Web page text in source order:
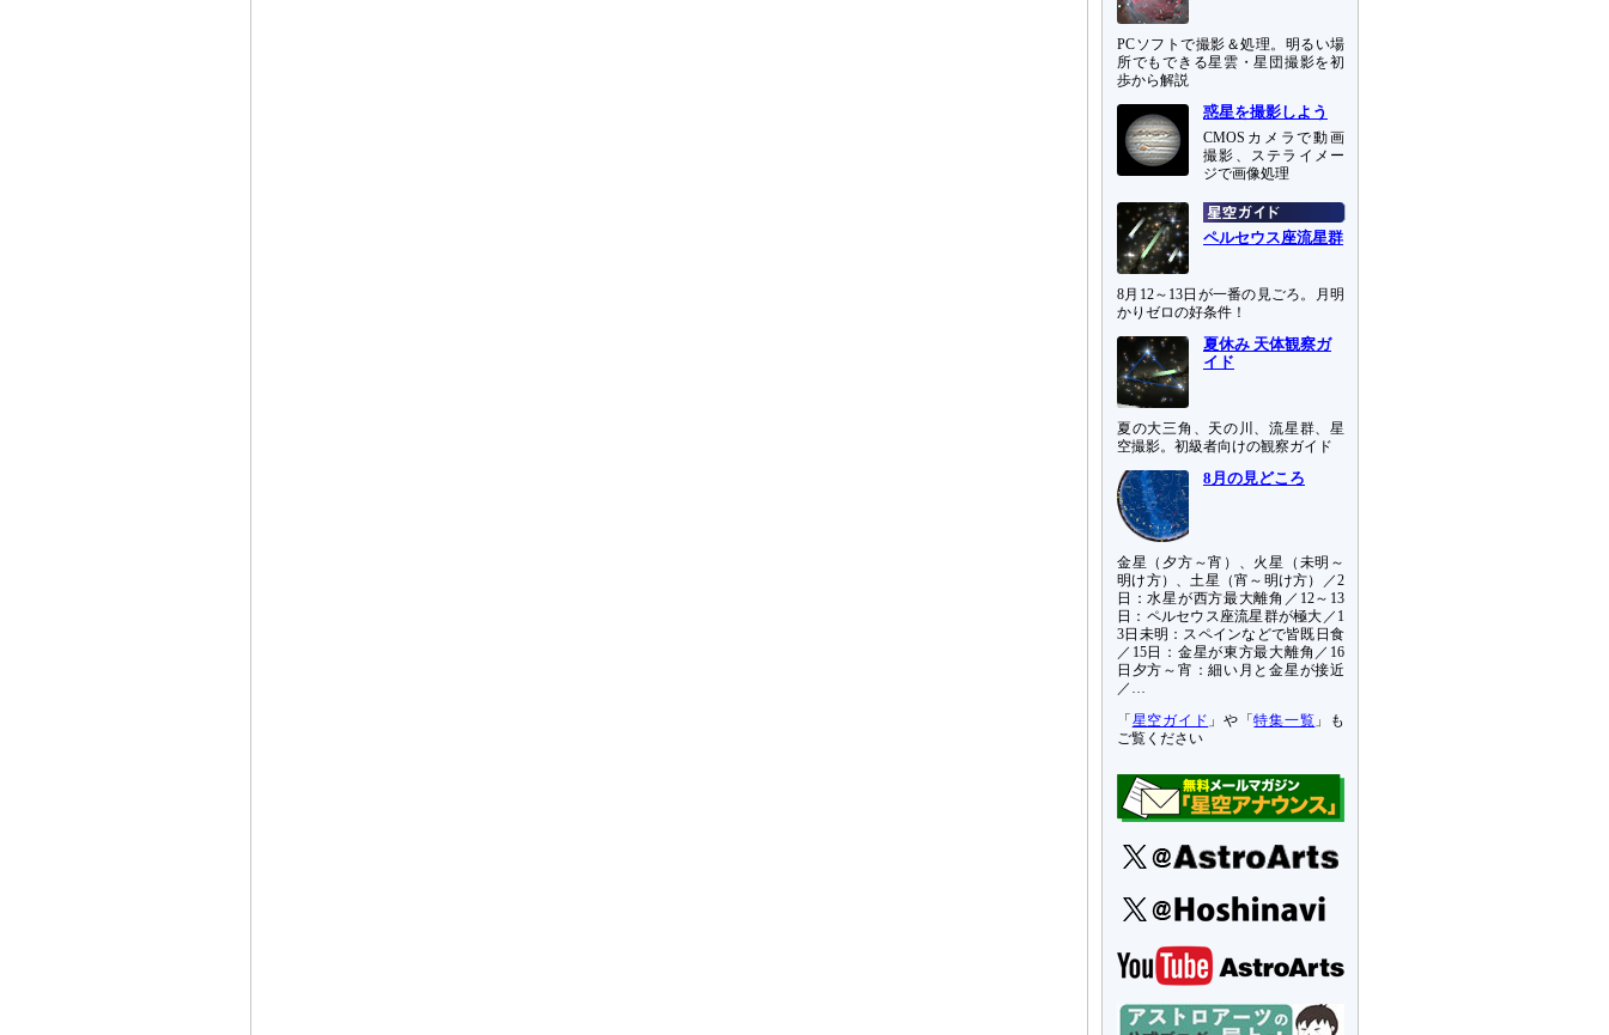
PCソフトで撮影＆処理。明るい場
所でもできる星雲・星団撮影を初
歩から解説
惑星を撮影しよう
CMOSカメラで動画
撮影、ステライメー
ジで画像処理
ペルセウス座流星群
8月12～13日が一番の見ごろ。月明
かりゼロの好条件！
夏休み 天体観察ガ
イド
夏の大三角、天の川、流星群、星
空撮影。初級者向けの観察ガイド
8月の見どころ
金星（夕方～宵）、火星（未明～
明け方）、土星（宵～明け方）／2
日：水星が西方最大離角／12～13
日：ペルセウス座流星群が極大／1
3日未明：スペインなどで皆既日食
／15日：金星が東方最大離角／16
日夕方～宵：細い月と金星が接近
／…
「 星空ガイド 」や「特集一覧 」も
ご覧ください